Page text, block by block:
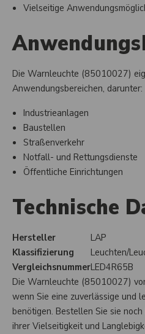
Vielseitige
Die Warnleuchte (85010027)
Anwendungsbereichen, darunter:
Industrieanlagen
Baustellen
Straßenverkehr
Notfall- und Rettungsdienste
Öffentliche Einrichtungen
Technische
Hersteller
LAP
Klassifizierung
Leuchten/
VergleichsnummerLED4R65B
Die Warnleuchte (85010027)
wenn Sie eine zuverlässige und
benötigen. Bestellen Sie sie
ihrer Vielseitigkeit und